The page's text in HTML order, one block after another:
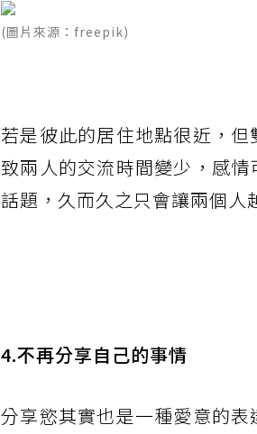
(圖片來源：freepik)
若是彼此的居住地點很近，
致兩人的交流時間變少，感
話題，久而久之只會讓兩個人
4.不再分享自己的事情
分享慾其實也是一種愛意的